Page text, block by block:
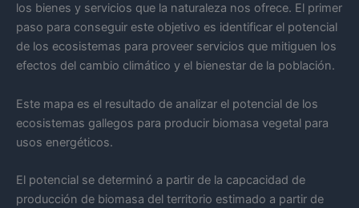
los bienes y servicios que la naturaleza nos ofrece. El primer
paso para conseguir este objetivo es identificar el potencial
de los ecosistemas para proveer servicios que mitiguen los
efectos del cambio climático y el bienestar de la población.
Este mapa es el resultado de analizar el potencial de los
ecosistemas gallegos para producir biomasa vegetal para
usos energéticos.
El potencial se determinó a partir de la capcacidad de
producción de biomasa del territorio estimado a partir de